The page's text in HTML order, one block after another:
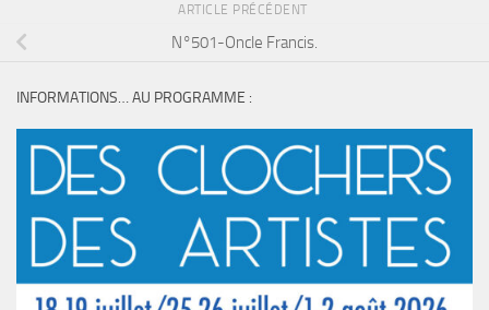
ARTICLE PRÉCÉDENT
N°501-Oncle Francis.
INFORMATIONS… AU PROGRAMME :